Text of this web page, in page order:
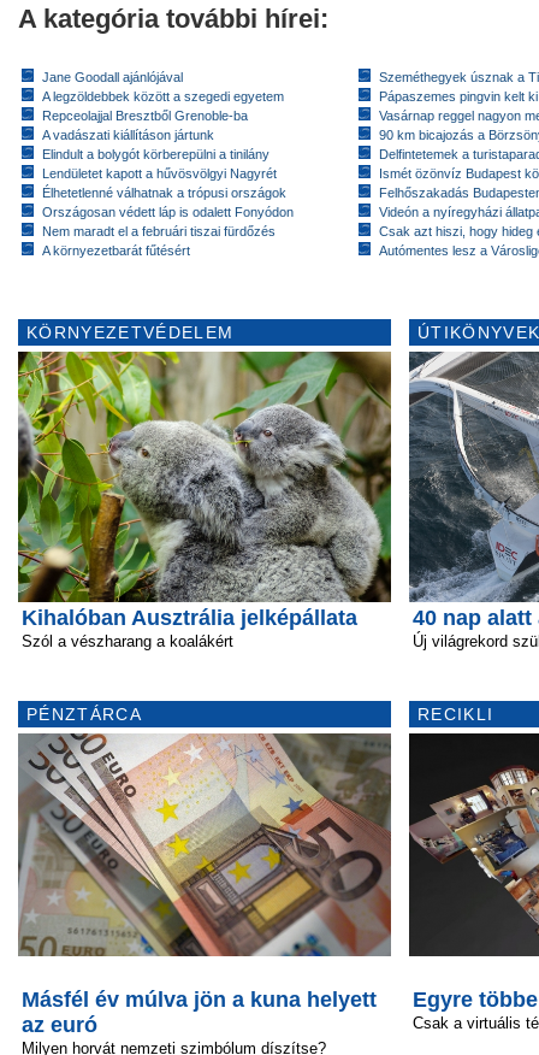
A kategória további hírei:
Jane Goodall ajánlójával
A legzöldebbek között a szegedi egyetem
Repceolajjal Bresztből Grenoble-ba
A vadászati kiállításon jártunk
Elindult a bolygót körberepülni a tinilány
Lendületet kapott a hűvösvölgyi Nagyrét
Élhetetlenné válhatnak a trópusi országok
Országosan védett láp is odalett Fonyódon
Nem maradt el a februári tiszai fürdőzés
A környezetbarát fűtésért
Szeméthegyek úsznak a
Pápaszemes pingvin kelt
Vasárnap reggel nagyon
90 km bicajozás a
Delfintetemek a
Ismét özönvíz Budapest
Felhőszakadás
Videón a nyíregyházi
Csak azt hiszi, hogy hideg
Autómentes lesz a
KÖRNYEZETVÉDELEM
Kihalóban Ausztrália jelképállata
Szól a vészharang a koalákért
PÉNZTÁRCA
Másfél év múlva jön a kuna helyett
az euró
Milyen horvát nemzeti szimbólum díszítse?
40 nap
Új világrekord
RECIKLI
Egyre
Csak a virtuális